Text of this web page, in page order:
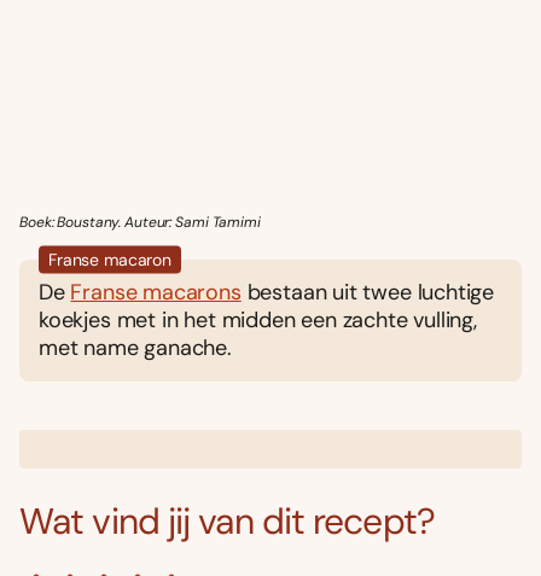
Boek: Boustany. Auteur: Sami Tamimi
Franse macaron
De Franse macarons bestaan uit twee luchtige
koekjes met in het midden een zachte vulling,
met name ganache.
Wat vind jij van dit recept?